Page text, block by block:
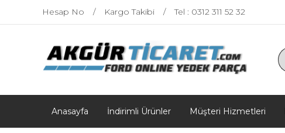
Hesap No Kargo Takibi Tel : 0312 311 52 32
Anasayfa İndirimli Ürünler Müşteri Hizmetleri